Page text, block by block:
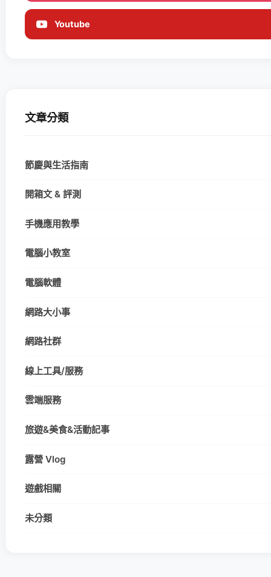
Youtube
文章分類
節慶與生活指南
開箱文 & 評測
手機應用教學
電腦小教室
電腦軟體
網路大小事
網路社群
線上工具/服務
雲端服務
旅遊&美食&活動記事
露營 Vlog
遊戲相關
未分類